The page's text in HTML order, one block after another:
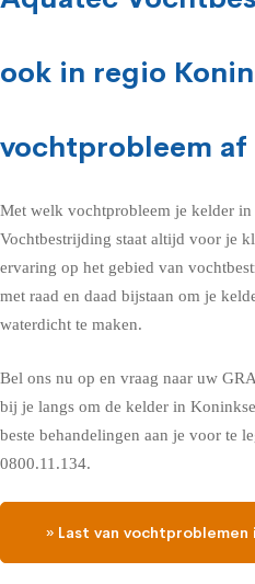
ook in regio
vochtprobleem af
Met welk vochtprobleem je kelder
Vochtbestrijding staat altijd voor je
ervaring op het gebied van
met raad en daad bijstaan om je
waterdicht te maken.
Bel ons nu op en vraag naar uw
bij je langs om de kelder in
beste behandelingen aan je voor te
0800.11.134.
» Last van vochtproblemen